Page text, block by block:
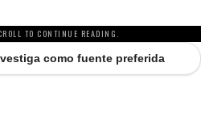
TO CONTINUE READING.
como fuente preferida